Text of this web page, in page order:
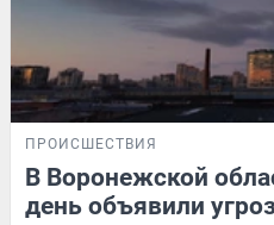
ПРОИСШЕСТВИЯ
В Воронежской
день объявили